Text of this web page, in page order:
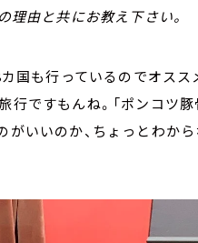
理由と共にお教え下さい。
国も行っているのでオスス
ですもんね。「ポンコツ
いいのか、ちょっとわか